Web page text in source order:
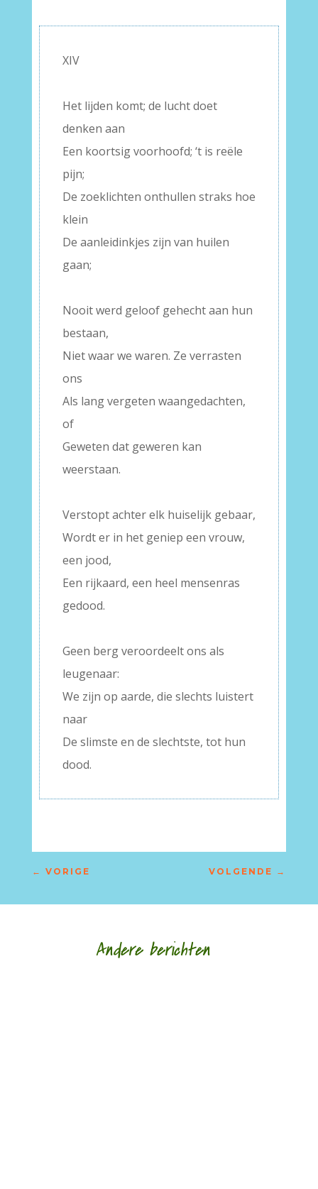
XIV
Het lijden komt; de lucht doet
denken aan
Een koortsig voorhoofd; ‘t is reële
pijn;
De zoeklichten onthullen straks hoe
klein
De aanleidinkjes zijn van huilen
gaan;
Nooit werd geloof gehecht aan hun
bestaan,
Niet waar we waren. Ze verrasten
ons
Als lang vergeten waangedachten,
of
Geweten dat geweren kan
weerstaan.
Verstopt achter elk huiselijk gebaar,
Wordt er in het geniep een vrouw,
een jood,
Een rijkaard, een heel mensenras
gedood.
Geen berg veroordeelt ons als
leugenaar:
We zijn op aarde, die slechts luistert
naar
De slimste en de slechtste, tot hun
dood.
← VORIGE VOLGENDE →
Andere berichten